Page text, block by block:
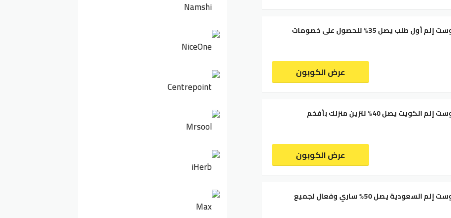
كود خصم وست إلم أول طلب يصل 35% للحصول على خصومات
عرض الكوبون
كود خصم وست إلم الكويت يصل 40% لتزين منزلك بأفخم
عرض الكوبون
كود خصم وست إلم السعودية يصل 50% ساري وفعال لجميع